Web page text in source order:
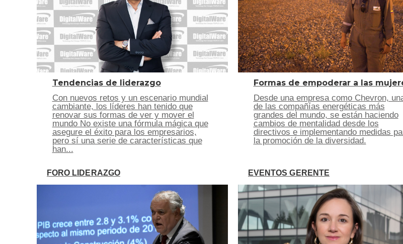
Tendencias de liderazgo
Con nuevos retos y un escenario mundial
cambiante, los líderes han tenido que
renovar sus formas de ver y mover el
mundo No existe una fórmula mágica que
asegure el éxito para los empresarios,
pero sí una serie de características que
han...
Formas de empoderar a las
Desde una empresa como Chevron,
de las compañías energéticas más
grandes del mundo, se están haciendo
cambios de mentalidad desde los
directivos e implementando medidas
la promoción de la diversidad.
FORO LIDERAZGO EVENTOS GERENTE